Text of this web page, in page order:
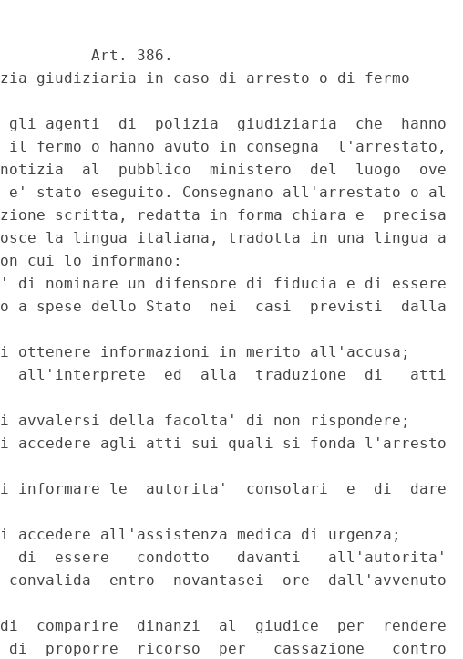
Art. 386.
giudiziaria in caso di arresto o di fermo
gli agenti  di  polizia  giudiziaria  che  hanno
fermo o hanno avuto in consegna  l'arrestato,
notizia  al  pubblico  ministero  del  luogo  ove
stato eseguito. Consegnano all'arrestato o al
scritta, redatta in forma chiara e  precisa
la lingua italiana, tradotta in una lingua a
cui lo informano:
di nominare un difensore di fiducia e di essere
a spese dello Stato  nei  casi  previsti  dalla
ottenere informazioni in merito all'accusa;
all'interprete  ed  alla  traduzione  di   atti
avvalersi della facolta' di non rispondere;
accedere agli atti sui quali si fonda l'arresto
informare le  autorita'  consolari  e  di  dare
accedere all'assistenza medica di urgenza;
di  essere   condotto   davanti   all'autorita'
entro  novantasei  ore  dall'avvenuto
comparire  dinanzi  al  giudice  per  rendere
proporre  ricorso  per   cassazione   contro